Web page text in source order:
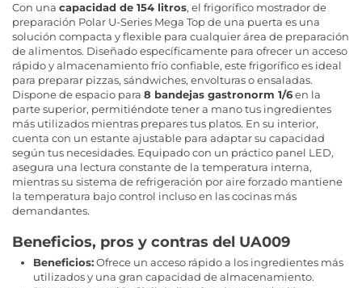
Con una capacidad de 154 litros, el frigorífico mostrador de
preparación Polar U-Series Mega Top de una puerta es una
solución compacta y flexible para cualquier área de preparación
de alimentos. Diseñado específicamente para ofrecer un acceso
rápido y almacenamiento frío confiable, este frigorífico es ideal
para preparar pizzas, sándwiches, envolturas o ensaladas.
Dispone de espacio para 8 bandejas gastronorm 1/6en la
parte superior, permitiéndote tener a mano tus ingredientes
más utilizados mientras prepares tus platos. En su interior,
cuenta con un estante ajustable para adaptar su capacidad
según tus necesidades. Equipado con un práctico panel LED,
asegura una lectura constante de la temperatura interna,
mientras su sistema de refrigeración por aire forzado mantiene
la temperatura bajo control incluso en las cocinas más
demandantes.
Beneficios, pros y contras del UA009
Beneficios:Ofrece un acceso rápido a los ingredientes más
utilizados y una gran capacidad de almacenamiento.